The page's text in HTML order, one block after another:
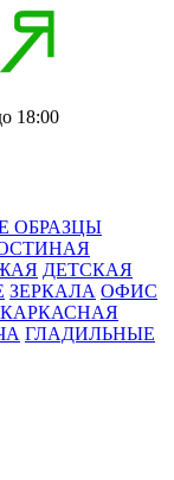
18:00
ОБРАЗЦЫ
ДЕТСКАЯ
ЗЕРКАЛА ОФИС
ГЛАДИЛЬНЫЕ